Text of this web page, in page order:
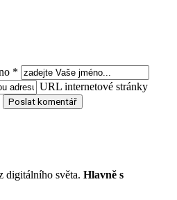
*
URL internetové stránky
digitálního světa. Hlavně s